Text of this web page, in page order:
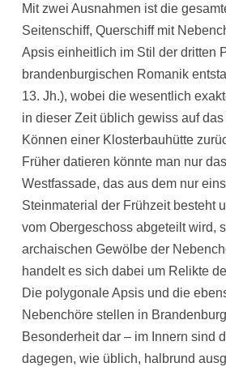
Mit zwei Ausnahmen ist die
Seitenschiff, Querschiff mit
Apsis einheitlich im Stil der dritten
brandenburgischen Romanik
13. Jh.), wobei die wesentlich
in dieser Zeit üblich gewiss auf
Können einer Klosterbauhütte
Früher datieren könnte man nur
Westfassade, das aus dem nur
Steinmaterial der Frühzeit besteht
vom Obergeschoss abgeteilt wird,
archaischen Gewölbe der
handelt es sich dabei um Relikte
Die polygonale Apsis und die
Nebenchöre stellen in
Besonderheit dar – im Innern sind
dagegen, wie üblich, halbrund